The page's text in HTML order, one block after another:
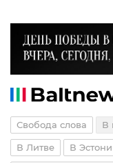
Свобода слова В
В Литве В